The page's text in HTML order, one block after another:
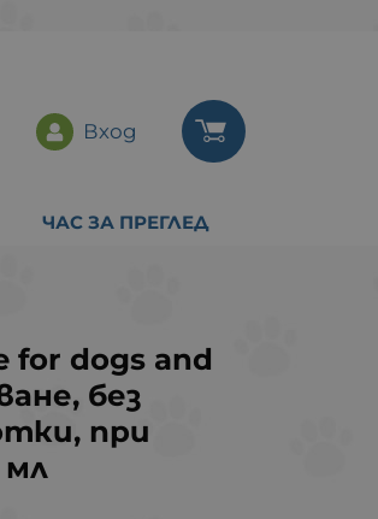
Вход
ЧАС ЗА ПРЕГЛЕД
for dogs and
без
при
мл